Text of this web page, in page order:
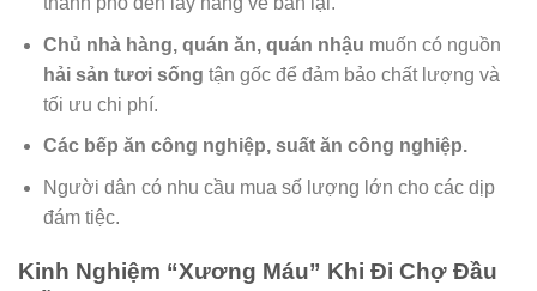
Chủ nhà hàng, quán ăn, quán nhậu muốn có nguồn
hải sản tươi sống tận gốc để đảm bảo chất lượng và
tối ưu chi phí.
Các bếp ăn công nghiệp, suất ăn công nghiệp.
Người dân có nhu cầu mua số lượng lớn cho các dịp
đám tiệc.
Kinh Nghiệm “Xương Máu” Khi Đi Chợ Đầu